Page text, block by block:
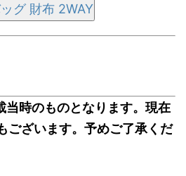
グ 財布 2WAY
時のものとなります。現在
ございます。予めご了承くだ